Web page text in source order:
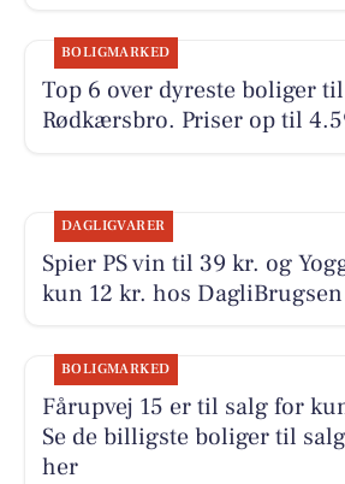
BOLIGMARKED
Top 6 over dyreste boliger
Rødkærsbro. Priser op til
DAGLIGVARER
Spier PS vin til 39 kr. og
kun 12 kr. hos DagliBrugsen
BOLIGMARKED
Fårupvej 15 er til salg for
Se de billigste boliger til
her